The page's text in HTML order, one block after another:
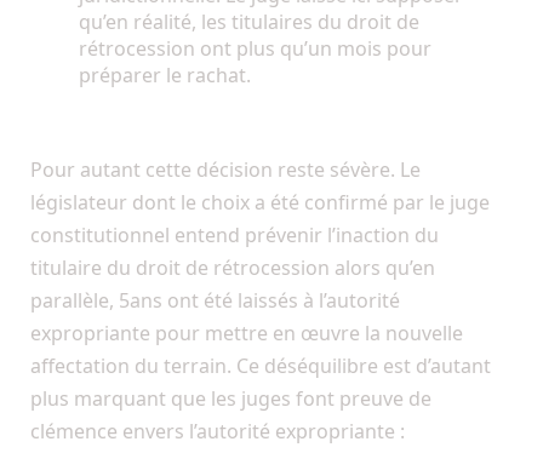
qu’en réalité, les titulaires du droit de
rétrocession ont plus qu’un mois pour
préparer le rachat.
Pour autant cette décision reste sévère. Le
législateur dont le choix a été confirmé par le juge
constitutionnel entend prévenir l’inaction du
titulaire du droit de rétrocession alors qu’en
parallèle, 5ans ont été laissés à l’autorité
expropriante pour mettre en œuvre la nouvelle
affectation du terrain. Ce déséquilibre est d’autant
plus marquant que les juges font preuve de
clémence envers l’autorité expropriante :